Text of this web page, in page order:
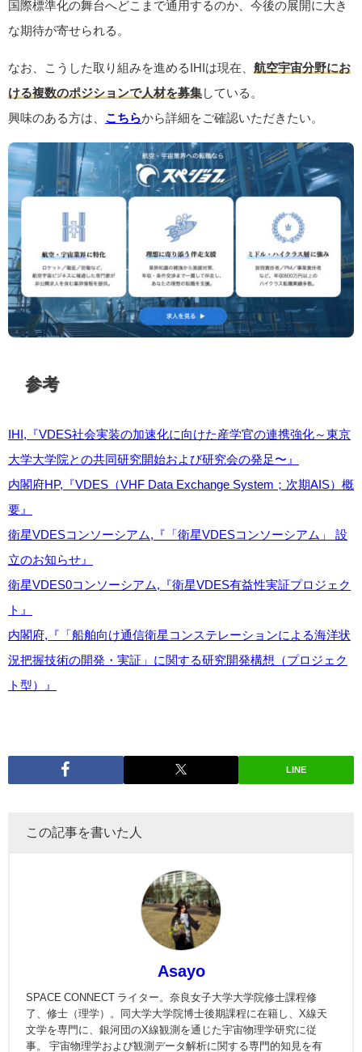
国際標準化の舞台へどこまで通用するのか、今後の展開に大き
な期待が寄せられる。
なお、こうした取り組みを進めるIHIは現在、 航空宇宙分野にお
ける複数のポジションで人材を募集 している。
興味のある方は、 こちらから詳細をご確認いただきたい。
参考
IHI,『VDES社会実装の加速化に向けた産学官の連携強化～東京
大学大学院との共同研究開始および研究会の発足〜』
内閣府HP,『VDES（VHF Data Exchange System；次期AIS）概
要』
衛星VDESコンソーシアム,『「衛星VDESコンソーシアム」 設
立のお知らせ』
衛星VDES0コンソーシアム,『衛星VDES有益性実証プロジェク
ト』
内閣府,『「船舶向け通信衛星コンステレーションによる海洋状
況把握技術の開発・実証」に関する研究開発構想（プロジェク
ト型）』
LINE
この記事を書いた人
Asayo
SPACE CONNECT ライター。奈良女子大学大学院修士課程修
了、修士（理学）。同大学大学院博士後期課程に在籍し、X線天
文学を専門に、銀河団のX線観測を通じた宇宙物理学研究に従
事。 宇宙物理学および観測データ解析に関する専門的知見を有